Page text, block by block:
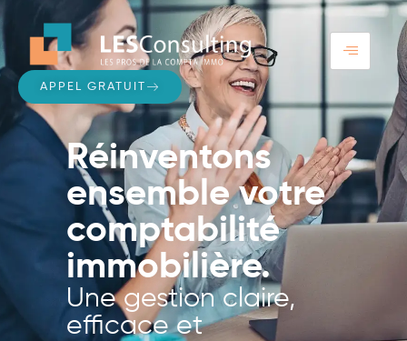
APPEL GRATUIT
Réinventons
ensemble votre
comptabilité
immobilière.
Une gestion claire,
efficace et